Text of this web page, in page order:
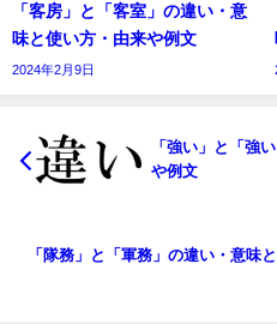
「客房」と「客室」の違い・意
味と使い方・由来や例文
2024年2月9日
「強い」と「強
や例文
「隊務」と「軍務」の違い・意味